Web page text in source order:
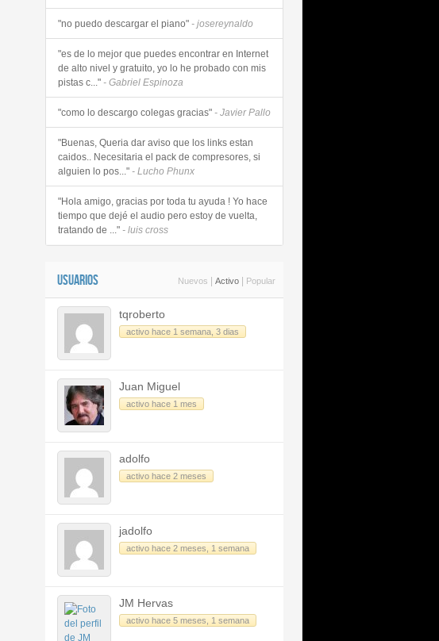
"no puedo descargar el piano" - josereynaldo
"es de lo mejor que puedes encontrar en Internet
de alto nivel y gratuito, yo lo he probado con mis
pistas c..." - Gabriel Espinoza
"como lo descargo colegas gracias" - Javier Pallo
"Buenas, Queria dar aviso que los links estan
caidos.. Necesitaria el pack de compresores, si
alguien lo pos..." - Lucho Phunx
"Hola amigo, gracias por toda tu ayuda ! Yo hace
tiempo que dejé el audio pero estoy de vuelta,
tratando de ..." - luis cross
USUARIOS Nuevos Activo Popular
tqroberto
activo hace 1 semana, 3 dias
Juan Miguel
activo hace 1 mes
adolfo
activo hace 2 meses
jadolfo
activo hace 2 meses, 1 semana
JM Hervas
activo hace 5 meses, 1 semana